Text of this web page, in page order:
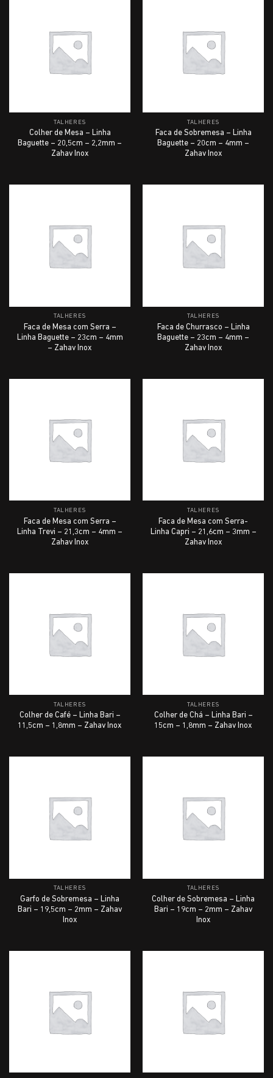
TALHERES
Colher de Mesa – Linha
Baguette – 20,5cm – 2,2mm –
Zahav Inox
TALHERES
Faca de Sobremesa – Linha
Baguette – 20cm – 4mm –
Zahav Inox
TALHERES
Faca de Mesa com Serra –
Linha Baguette – 23cm – 4mm
– Zahav Inox
TALHERES
Faca de Churrasco – Linha
Baguette – 23cm – 4mm –
Zahav Inox
TALHERES
Faca de Mesa com Serra –
Linha Trevi – 21,3cm – 4mm –
Zahav Inox
TALHERES
Faca de Mesa com Serra-
Linha Capri – 21,6cm – 3mm –
Zahav Inox
TALHERES
Colher de Café – Linha Bari –
11,5cm – 1,8mm – Zahav Inox
TALHERES
Colher de Chá – Linha Bari –
15cm – 1,8mm – Zahav Inox
TALHERES
Garfo de Sobremesa – Linha
Bari – 19,5cm – 2mm – Zahav
Inox
TALHERES
Colher de Sobremesa – Linha
Bari – 19cm – 2mm – Zahav
Inox